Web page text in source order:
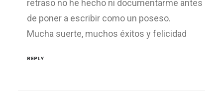
retraso no he hecho ni documentarme antes
de poner a escribir como un poseso.
Mucha suerte, muchos éxitos y felicidad
REPLY